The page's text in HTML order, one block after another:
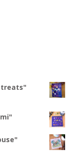
treats"